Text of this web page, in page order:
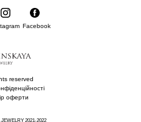
reserved
оферти
2021-2022
Facebook